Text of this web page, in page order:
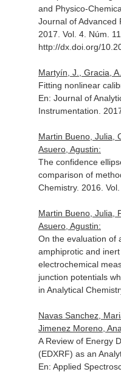
and Physico-
Journal of Advanced
2017. Vol. 4. Núm.
http://dx.doi.org/
Martyín, J., Gracia,
Fitting nonlinear
En: Journal of
Instrumentation .
Martin Bueno, Julia,
Asuero, Agustin:
The confidence
comparison of
Chemistry. 2016.
Martin Bueno, Julia,
Asuero, Agustin:
On the evaluation of
amphiprotic and
electrochemical
junction potentials
in Analytical
Navas Sanchez,
Jimenez Moreno,
A Review of Energy
(EDXRF) as an
En: Applied